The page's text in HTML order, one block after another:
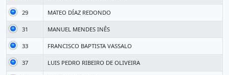
29 MATEO DÍAZ REDONDO
31 MANUEL MENDES INÊS
33 FRANCISCO BAPTISTA VASSALO
37 LUIS PEDRO RIBEIRO DE OLIVEIRA